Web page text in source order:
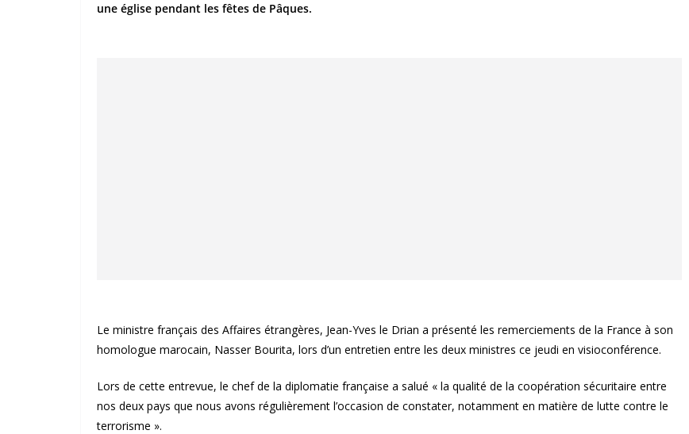
une église pendant les fêtes de Pâques.
Le ministre français des Affaires étrangères, Jean-Yves le Drian a présenté les remerciements de la France à son
homologue marocain, Nasser Bourita, lors d’un entretien entre les deux ministres ce jeudi en visioconférence.
Lors de cette entrevue, le chef de la diplomatie française a salué « la qualité de la coopération sécuritaire entre
nos deux pays que nous avons régulièrement l’occasion de constater, notamment en matière de lutte contre le
terrorisme ».